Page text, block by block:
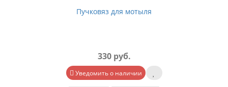
Пучковяз для мотыля
330 руб.
Уведомить о наличии